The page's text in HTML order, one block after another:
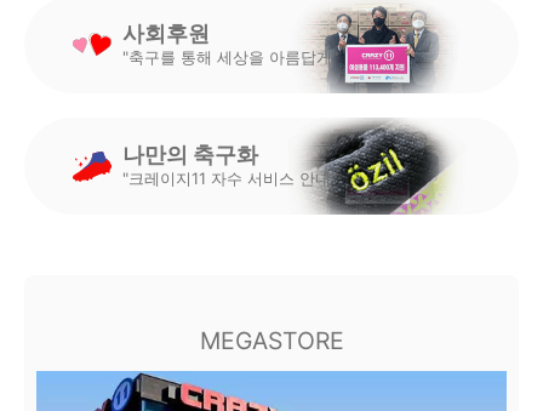
사회후원
"축구를 통해 세상을 아름답게"
나만의 축구화
"크레이지11 자수 서비스 안내"
MEGASTORE